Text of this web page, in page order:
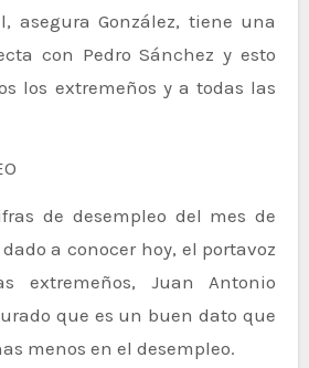
asegura González, tiene una
con Pedro Sánchez y esto
los extremeños y a todas las
de desempleo del mes de
a conocer hoy, el portavoz
extremeños, Juan Antonio
que es un buen dato que
menos en el desempleo.